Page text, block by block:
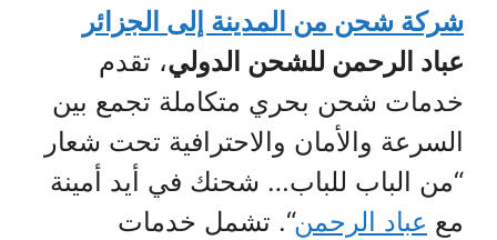
شركة شحن من المدينة إلى الجزائر
عباد الرحمن للشحن الدولي، تقدم
خدمات شحن بحري متكاملة تجمع بين
السرعة والأمان والاحترافية تحت شعار
“من الباب للباب… شحنك في أيد أمينة
مع عباد الرحمن“. تشمل خدمات